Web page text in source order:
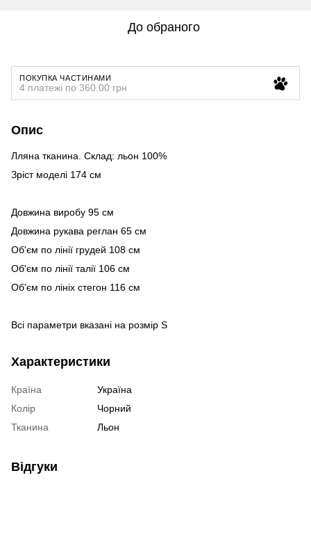
До обраного
ПОКУПКА ЧАСТИНАМИ
4 платежі по 360.00 грн
Опис
Лляна тканина. Склад: льон 100%
Зріст моделі 174 см
Довжина виробу 95 см
Довжина рукава реглан 65 см
Об'єм по лінії грудей 108 см
Об'єм по лінії талії 106 см
Об'єм по лініх стегон 116 см
Всі параметри вказані на розмір S
Характеристики
Країна
Україна
Колір
Чорний
Тканина
Льон
Відгуки